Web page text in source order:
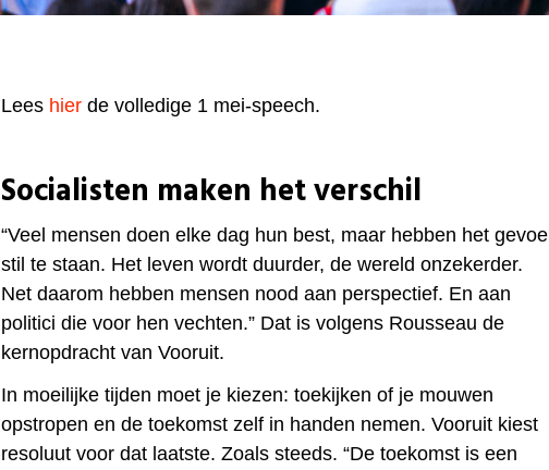
Lees hier de volledige 1 mei-speech.
Socialisten maken het verschil
“Veel mensen doen elke dag hun best, maar hebben het gevoel
stil te staan. Het leven wordt duurder, de wereld onzekerder.
Net daarom hebben mensen nood aan perspectief. En aan
politici die voor hen vechten.” Dat is volgens Rousseau de
kernopdracht van Vooruit.
In moeilijke tijden moet je kiezen: toekijken of je mouwen
opstropen en de toekomst zelf in handen nemen. Vooruit kiest
resoluut voor dat laatste. Zoals steeds. “De toekomst is een